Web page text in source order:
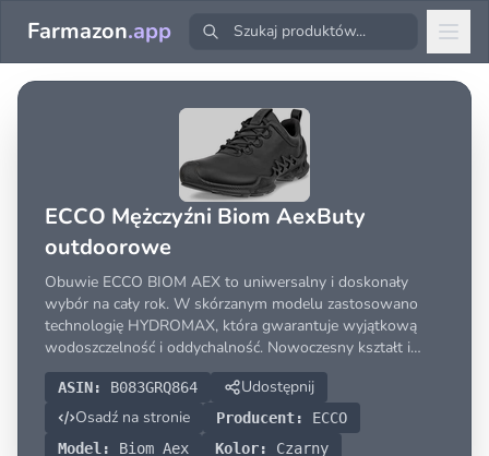
Farmazon.app
ECCO Mężczyźni Biom AexButy
outdoorowe
Obuwie ECCO BIOM AEX to uniwersalny i doskonały
wybór na cały rok. W skórzanym modelu zastosowano
technologię HYDROMAX, która gwarantuje wyjątkową
wodoszczelność i oddychalność. Nowoczesny kształt i
monochromatyczne odcienie sprawiają, że są bardzo
uniwersalne i pasują właściwie do wszystkiego.
ASIN: B083GRQ864
Udostępnij
Osadź na stronie
Producent:
ECCO
Model:
Biom Aex Kolor: Czarny